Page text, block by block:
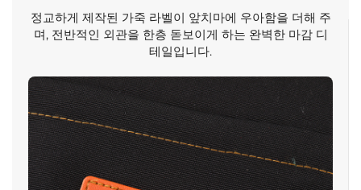
정교하게 제작된 가죽 라벨이 앞치마에 우아함을 더해 주
며, 전반적인 외관을 한층 돋보이게 하는 완벽한 마감 디
테일입니다.